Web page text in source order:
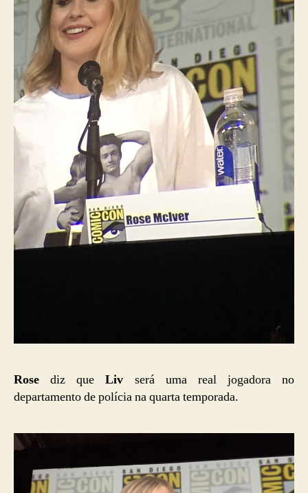
Rose diz queLiv será uma real jogadora no
departamento de polícia na quarta temporada.